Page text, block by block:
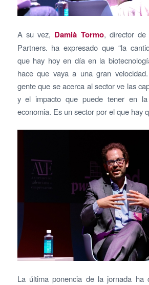
A su vez, Damià Tormo, director de
Partners. ha expresado que “la
que hay hoy en día en la
hace que vaya a una gran
gente que se acerca al sector ve las
y el impacto que puede tener en
economia. Es un sector por el que hay
La última ponencia de la jornada ha